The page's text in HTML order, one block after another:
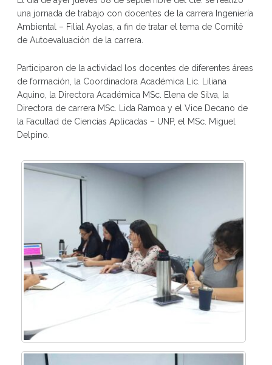
una jornada de trabajo con docentes de la carrera Ingeniería
Ambiental – Filial Ayolas, a fin de tratar el tema de Comité
de Autoevaluación de la carrera.
Participaron de la actividad los docentes de diferentes áreas
de formación, la Coordinadora Académica Lic. Liliana
Aquino, la Directora Académica MSc. Elena de Silva, la
Directora de carrera MSc. Lida Ramoa y el Vice Decano de
la Facultad de Ciencias Aplicadas – UNP, el MSc. Miguel
Delpino.